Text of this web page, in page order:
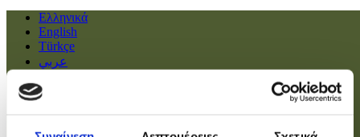
Ελληνικά
English
Türkçe
عربي
Αρχική
Πολιτική